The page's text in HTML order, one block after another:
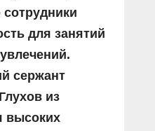
сотрудники
для занятий
сержант
из
высоких